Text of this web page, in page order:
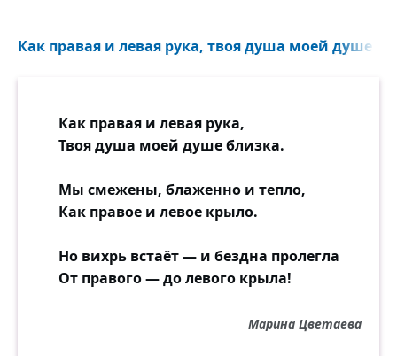
Как правая и левая рука, твоя душа моей душе
Как правая и левая рука,
Твоя душа моей душе близка.
Мы смежены, блаженно и тепло,
Как правое и левое крыло.
Но вихрь встаёт — и бездна пролегла
От правого — до левого крыла!
Марина Цветаева